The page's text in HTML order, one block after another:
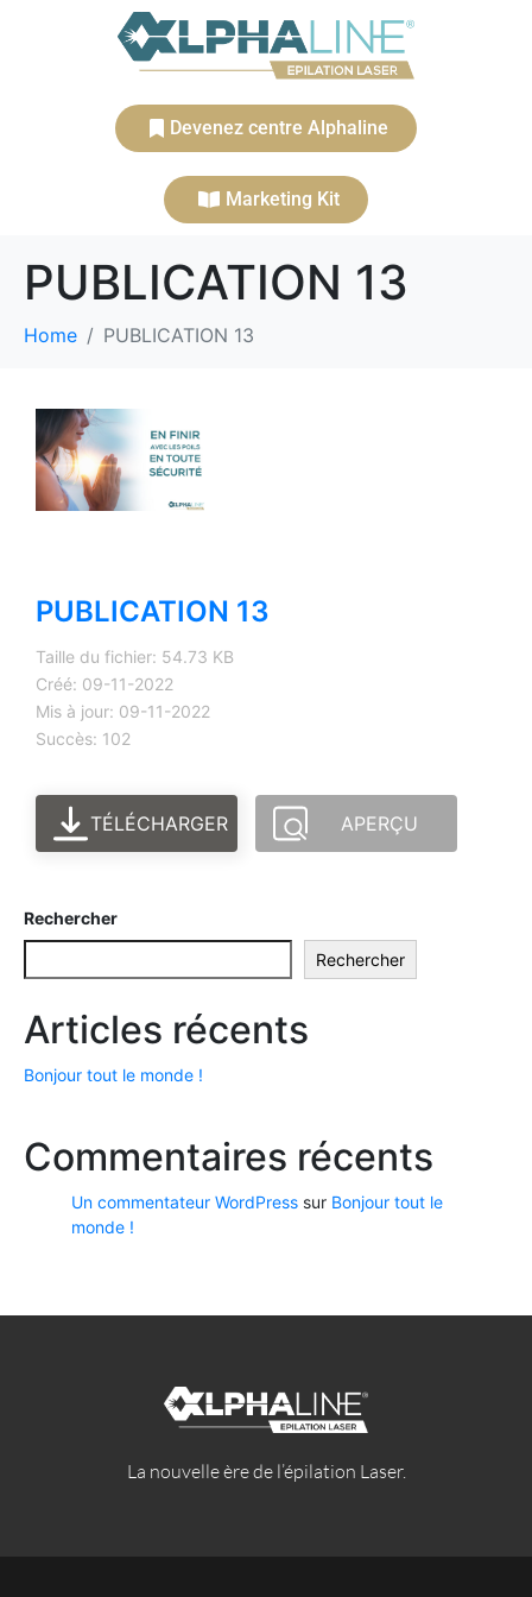
Devenez centre Alphaline
Marketing Kit
PUBLICATION 13
Home PUBLICATION 13
PUBLICATION 13
Taille du fichier: 54.73 KB
Créé: 09-11-2022
Mis à jour: 09-11-2022
Succès: 102
TÉLÉCHARGER APERÇU
Rechercher
Rechercher
Articles récents
Bonjour tout le monde !
Commentaires récents
Un commentateur WordPress sur Bonjour tout le
monde !
La nouvelle ère de l’épilation Laser.